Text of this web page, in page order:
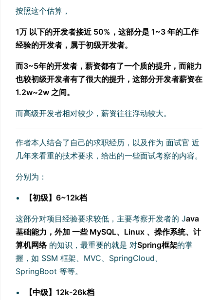
按照这个估算，
1万 以下的开发者接近 50%，这部分是 1~3 年的工作
经验的开发者，属于初级开发者。
而3~5年的开发者，薪资都有了一个质的提升，而能力
也较初级开发者有了很大的提升，这部分开发者薪资在
1.2w~2w 之间。
而高级开发者相对较少，薪资往往浮动较大。
作者本人结合了自己的求职经历，以及作为 面试官 近
几年来看重的技术要求，给出的一些面试考察的内容。
分别为：
【初级】6~12k档
这部分对项目经验要求较低，主要考察开发者的 Java
基础能力，外加 一些 MySQL、Linux 、操作系统、计
算机网络的知识，最重要的就是 对Spring框架的掌
握，如 SSM 框架、MVC、SpringCloud、
SpringBoot 等等。
【中级】12k-26k档